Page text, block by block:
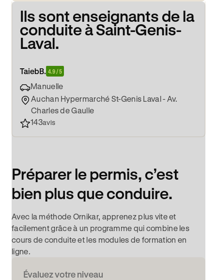
Ils sont enseignants de la
conduite à Saint-Genis-
Laval.
TaiebB. 4.9 / 5
Manuelle
Auchan Hypermarché St-Genis Laval - Av.
Charles de Gaulle
143avis
Préparer le permis, c’est
bien plus que conduire.
Avec la méthode Ornikar, apprenez plus vite et
facilement grâce à un programme qui combine les
cours de conduite et les modules de formation en
ligne.
Évaluez votre niveau